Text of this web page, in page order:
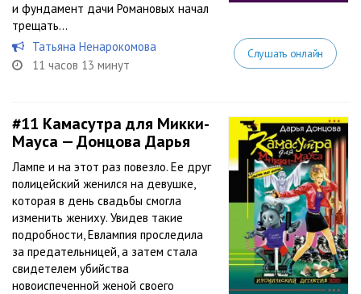
и фундамент дачи Романовых начал
трещать...
Татьяна Ненарокомова
11 часов 13 минут
Слушать онлайн
#11 Камасутра для Микки-
Мауса — Донцова Дарья
Лампе и на этот раз повезло. Ее друг
полицейский женился на девушке,
которая в день свадьбы смогла
изменить жениху. Увидев такие
подробности, Евлампия проследила
за предательницей, а затем стала
свидетелем убийства
новоиспеченной женой своего